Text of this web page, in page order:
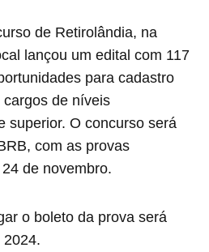
de Retirolândia, na
lançou um edital com 117
para cadastro
de níveis
superior. O concurso será
com as provas
de novembro.
o boleto da prova será
2024.